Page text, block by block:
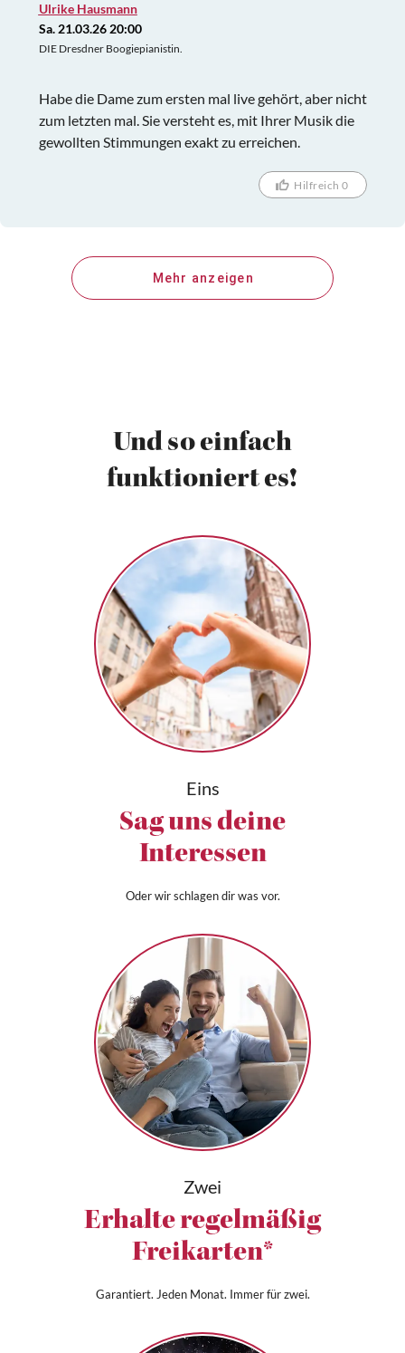
Ulrike Hausmann
Sa. 21.03.26 20:00
DIE Dresdner Boogiepianistin.
Habe die Dame zum ersten mal live gehört, aber nicht
zum letzten mal. Sie versteht es, mit Ihrer Musik die
gewollten Stimmungen exakt zu erreichen.
Hilfreich 0
Mehr anzeigen
Und so einfach
funktioniert es!
Eins
Sag uns deine
Interessen
Oder wir schlagen dir was vor.
Zwei
Erhalte regelmäßig
Freikarten*
Garantiert. Jeden Monat. Immer für zwei.